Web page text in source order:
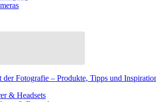
der Fotografie – Produkte, Tipps und
& Headsets